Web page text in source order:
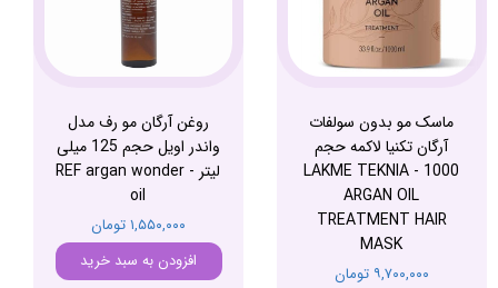
ماسک مو بدون سولفات
آرگان تکنیا لاکمه حجم
1000 - LAKME TEKNIA
ARGAN OIL
TREATMENT HAIR
MASK
۹,۷۰۰,۰۰۰ تومان
روغن آرگان مو رف مدل
واندر اویل حجم 125 میلی
لیتر - REF argan wonder
oil
۱,۵۵۰,۰۰۰ تومان
افزودن به سبد خرید